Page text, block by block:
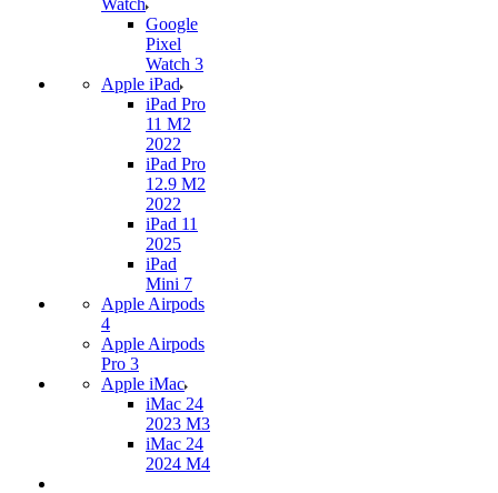
Watch
Google
Pixel
Watch 3
Apple iPad
iPad Pro
11 M2
2022
iPad Pro
12.9 M2
2022
iPad 11
2025
iPad
Mini 7
Apple Airpods
4
Apple Airpods
Pro 3
Apple iMac
iMac 24
2023 M3
iMac 24
2024 M4